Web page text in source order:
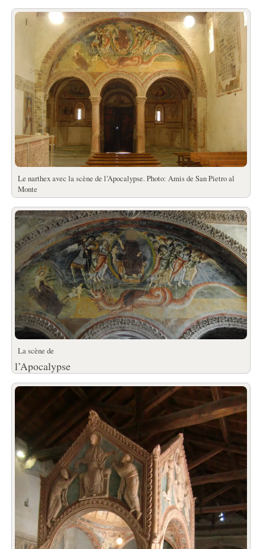
Le narthex avec la scène de l’Apocalypse. Photo: Amis de San Pietro al
Monte
La scène de
l’Apocalypse